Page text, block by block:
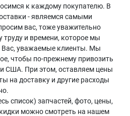
к каждому покупателю. В
- являемся самыми
вас, тоже уважительно
труду и времени, которое мы
Вас, уважаемые клиенты. Мы
чтобы по-прежнему привозить
США. При этом, оставляем цены
на доставку и другие расходы
список) запчастей, фото, цены,
можно смотреть на нашем